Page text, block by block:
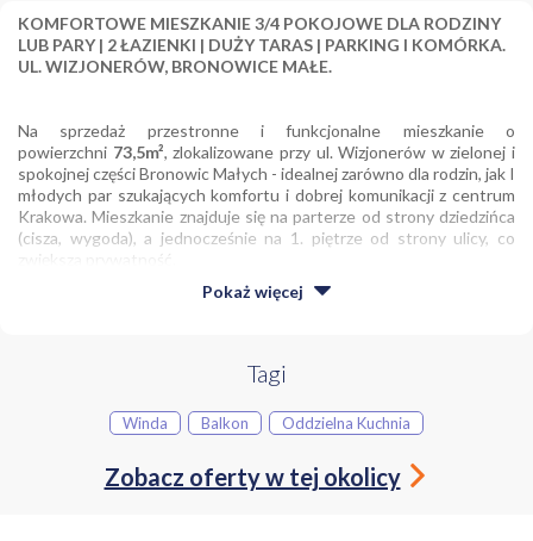
KOMFORTOWE MIESZKANIE 3/4 POKOJOWE DLA RODZINY
LUB PARY | 2 ŁAZIENKI | DUŻY TARAS | PARKING I KOMÓRKA.
UL. WIZJONERÓW, BRONOWICE MAŁE.
Na sprzedaż przestronne i funkcjonalne mieszkanie o
powierzchni 73,5m², zlokalizowane przy ul. Wizjonerów w zielonej i
spokojnej części Bronowic Małych - idealnej zarówno dla rodzin, jak I
młodych par szukających komfortu i dobrej komunikacji z centrum
Krakowa. Mieszkanie znajduje się na parterze od strony dziedzińca
(cisza, wygoda), a jednocześnie na 1. piętrze od strony ulicy, co
zwiększa prywatność.
życia oraz elastyczność aranżacyjną. Z łatwością można zmienić
układ pomieszczeń na 3 sypialnie + salon z aneksem
Pokaż więcej
Tagi
Winda Balkon Oddzielna Kuchnia
Zobacz oferty w tej okolicy